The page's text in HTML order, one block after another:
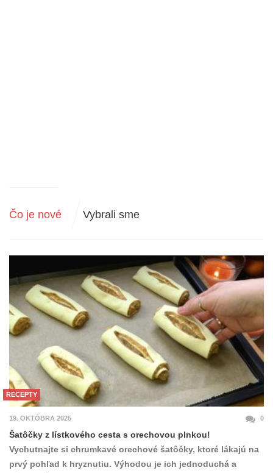
Čo je nové Vybrali sme
RECEPTY
19. OKTÓBRA 2025 0
Šatôčky z lístkového cesta s orechovou plnkou!
Vychutnajte si chrumkavé orechové šatôčky, ktoré lákajú na
prvý pohľad k hryznutiu. Výhodou je ich jednoduchá a